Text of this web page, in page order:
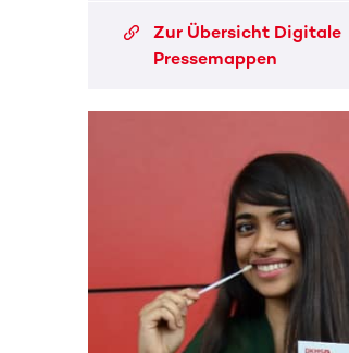
Zur Übersicht Digitale
Pressemappen